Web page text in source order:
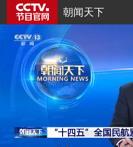
朝闻天下